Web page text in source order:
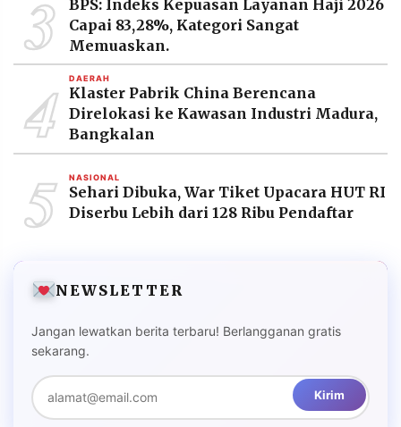
3
BPS: Indeks Kepuasan Layanan Haji 2026
Capai 83,28%, Kategori Sangat
Memuaskan.
4 DAERAH
Klaster Pabrik China Berencana
Direlokasi ke Kawasan Industri Madura,
Bangkalan
5 NASIONAL
Sehari Dibuka, War Tiket Upacara HUT RI
Diserbu Lebih dari 128 Ribu Pendaftar
NEWSLETTER
Jangan lewatkan berita terbaru! Berlangganan gratis
sekarang.
Kirim